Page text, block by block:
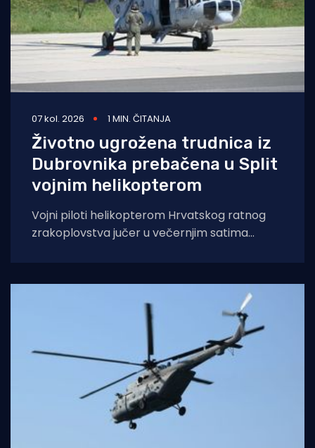
07 kol. 2026 1 MIN. ČITANJA
Životno ugrožena trudnica iz
Dubrovnika prebačena u Split
vojnim helikopterom
Vojni piloti helikopterom Hrvatskog ratnog
zrakoplovstva jučer u večernjim satima